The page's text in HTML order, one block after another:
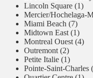
Lincoln Square (1)
Mercier/Hochelaga-
Miami Beach (7)
Midtown East (1)
Montreal Ouest (4)
Outremont (2)
Petite Italie (1)
Pointe-Saint-Charles